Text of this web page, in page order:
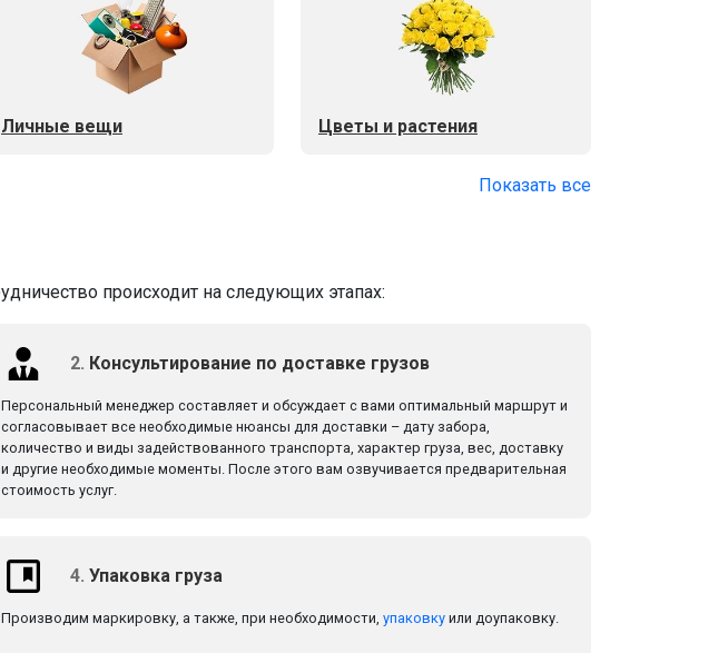
Личные вещи Цветы и растения
Показать все
происходит на следующих этапах:
2. Консультирование по доставке грузов
Персональный менеджер составляет и обсуждает с вами оптимальный маршрут и
согласовывает все необходимые нюансы для доставки – дату забора,
количество и виды задействованного транспорта, характер груза, вес, доставку
и другие необходимые моменты. После этого вам озвучивается предварительная
стоимость услуг.
4. Упаковка груза
Производим маркировку, а также, при необходимости, упаковку или доупаковку.